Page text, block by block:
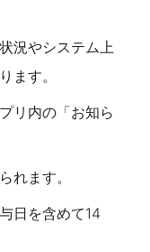
況やシステム上
ます。
リ内の「お知ら
れます。
日を含めて14